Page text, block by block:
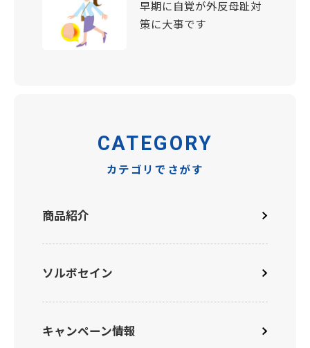
早期に自覚が外反母趾対
策に大事です
CATEGORY
カテゴリでさがす
商品紹介
ソルボセイン
キャンペーン情報